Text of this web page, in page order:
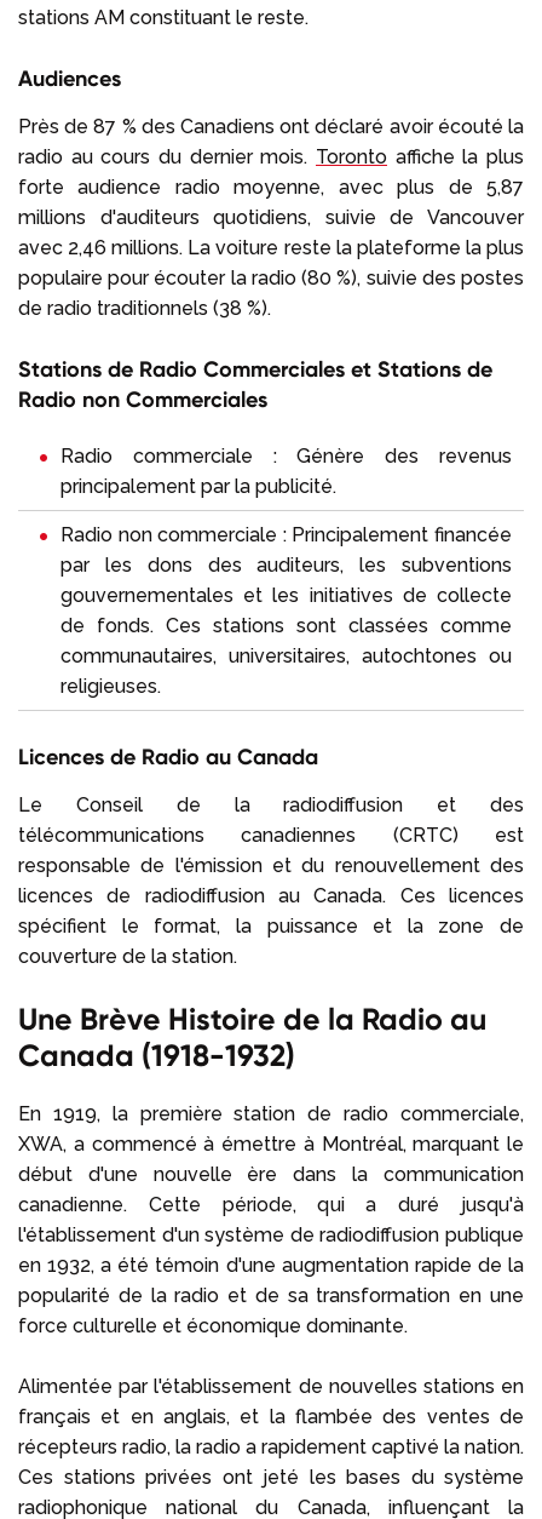
stations AM constituant le reste.
Audiences
Près de 87 % des Canadiens ont déclaré avoir écouté la
radio au cours du dernier mois. Toronto affiche la plus
forte audience radio moyenne, avec plus de 5,87
millions d'auditeurs quotidiens, suivie de Vancouver
avec 2,46 millions. La voiture reste la plateforme la plus
populaire pour écouter la radio (80 %), suivie des postes
de radio traditionnels (38 %).
Stations de Radio Commerciales et Stations de
Radio non Commerciales
Radio commerciale : Génère des revenus
principalement par la publicité.
Radio non commerciale : Principalement financée
par les dons des auditeurs, les subventions
gouvernementales et les initiatives de collecte
de fonds. Ces stations sont classées comme
communautaires, universitaires, autochtones ou
religieuses.
Licences de Radio au Canada
Le Conseil de la radiodiffusion et des
télécommunications canadiennes (CRTC) est
responsable de l'émission et du renouvellement des
licences de radiodiffusion au Canada. Ces licences
spécifient le format, la puissance et la zone de
couverture de la station.
Une Brève Histoire de la Radio au
Canada (1918-1932)
En 1919, la première station de radio commerciale,
XWA, a commencé à émettre à Montréal, marquant le
début d'une nouvelle ère dans la communication
canadienne. Cette période, qui a duré jusqu'à
l'établissement d'un système de radiodiffusion publique
en 1932, a été témoin d'une augmentation rapide de la
popularité de la radio et de sa transformation en une
force culturelle et économique dominante.
Alimentée par l'établissement de nouvelles stations en
français et en anglais, et la flambée des ventes de
récepteurs radio, la radio a rapidement captivé la nation.
Ces stations privées ont jeté les bases du système
radiophonique national du Canada, influençant la